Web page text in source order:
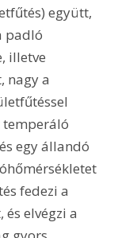
együtt,
padló
illetve
nagy a
egy állandó
fedezi a
elvégzi a